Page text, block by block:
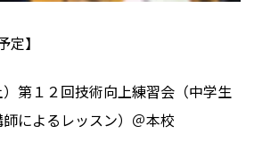
定】
第１２回技術向上練習会（中学生
によるレッスン）＠本校